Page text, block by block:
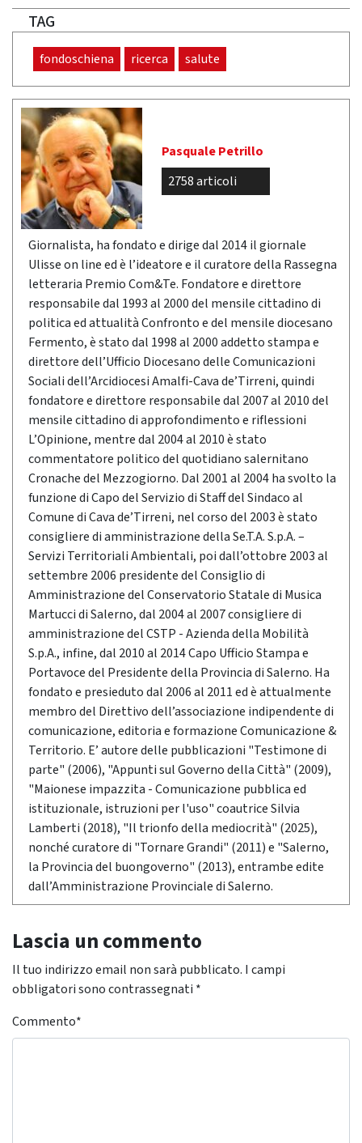
TAG
fondoschiena ricerca salute
Pasquale Petrillo
2758 articoli
Giornalista, ha fondato e dirige dal 2014 il giornale
Ulisse on line ed è l’ideatore e il curatore della Rassegna
letteraria Premio Com&Te. Fondatore e direttore
responsabile dal 1993 al 2000 del mensile cittadino di
politica ed attualità Confronto e del mensile diocesano
Fermento, è stato dal 1998 al 2000 addetto stampa e
direttore dell’Ufficio Diocesano delle Comunicazioni
Sociali dell’Arcidiocesi Amalfi-Cava de’Tirreni, quindi
fondatore e direttore responsabile dal 2007 al 2010 del
mensile cittadino di approfondimento e riflessioni
L’Opinione, mentre dal 2004 al 2010 è stato
commentatore politico del quotidiano salernitano
Cronache del Mezzogiorno. Dal 2001 al 2004 ha svolto la
funzione di Capo del Servizio di Staff del Sindaco al
Comune di Cava de’Tirreni, nel corso del 2003 è stato
consigliere di amministrazione della Se.T.A. S.p.A. –
Servizi Territoriali Ambientali, poi dall’ottobre 2003 al
settembre 2006 presidente del Consiglio di
Amministrazione del Conservatorio Statale di Musica
Martucci di Salerno, dal 2004 al 2007 consigliere di
amministrazione del CSTP - Azienda della Mobilità
S.p.A., infine, dal 2010 al 2014 Capo Ufficio Stampa e
Portavoce del Presidente della Provincia di Salerno. Ha
fondato e presieduto dal 2006 al 2011 ed è attualmente
membro del Direttivo dell’associazione indipendente di
comunicazione, editoria e formazione Comunicazione &
Territorio. E’ autore delle pubblicazioni "Testimone di
parte" (2006), "Appunti sul Governo della Città" (2009),
"Maionese impazzita - Comunicazione pubblica ed
istituzionale, istruzioni per l'uso" coautrice Silvia
Lamberti (2018), "Il trionfo della mediocrità" (2025),
nonché curatore di "Tornare Grandi" (2011) e "Salerno,
la Provincia del buongoverno" (2013), entrambe edite
dall’Amministrazione Provinciale di Salerno.
Lascia un commento
Il tuo indirizzo email non sarà pubblicato. I campi
obbligatori sono contrassegnati *
Commento*